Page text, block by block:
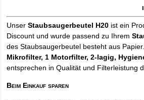
UnserStaubsaugerbeutel H20 ist ein
Discount und wurde passend zu Ihrem
des Staubsaugerbeutel besteht aus
Mikrofilter, 1 Motorfilter, 2-lagig,
entsprechen in Qualität und Filterleistung
Beim Einkauf sparen